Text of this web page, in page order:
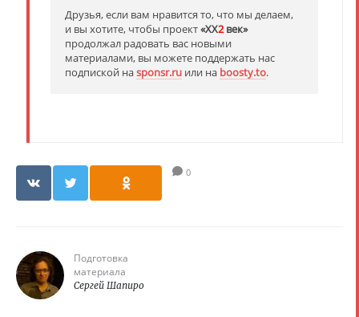
Друзья, если вам нравится то, что мы делаем,
и вы хотите, чтобы проект«XX2век»
продолжал радовать вас новыми
материалами, вы можете поддержать нас
подпиской наsponsr.ru или на boosty.to.
0
Подготовка
материала
Сергей Шапиро